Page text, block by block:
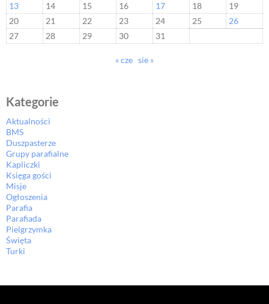
13
14 15 16 17 18
19
20
21 22 23 24 25
26
27
28 29 30 31
« cze sie »
Kategorie
Aktualności
BMS
Duszpasterze
Grupy parafialne
Kapliczki
Księga gości
Misje
Ogłoszenia
Parafia
Parafiada
Pielgrzymka
Święta
Turki